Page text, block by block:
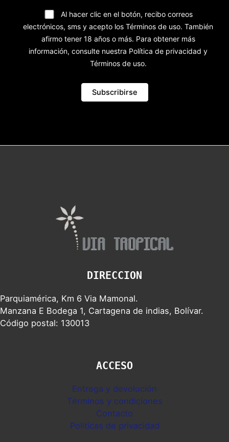
Al hacer clic en el botón, recibo correos
electrónicos, sms y acepto los Términos de uso. También
afirmo tener 18 años o más. Para obtener más
información, consulte nuestra Política de privacidad y
Términos de uso.
DIRECCION
Parquiamérica, Km 6 Via Mamonal.
Manzana E Bodega 1, Cartagena de indias, Bolívar.
Código postal: 130013
ACCESO
Entrega y devolución
Términos y condiciones
Contacto
Politicas de privacidad